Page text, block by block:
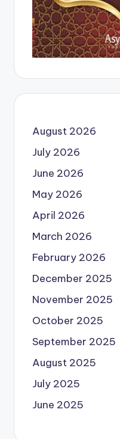
August 2026
July 2026
June 2026
May 2026
April 2026
March 2026
February 2026
December 2025
November 2025
October 2025
September 2025
August 2025
July 2025
June 2025